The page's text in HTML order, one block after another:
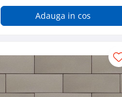
Adauga in cos